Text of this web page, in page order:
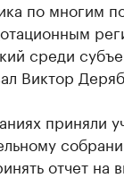
по многим
среди
Виктор
приняли
отчет на